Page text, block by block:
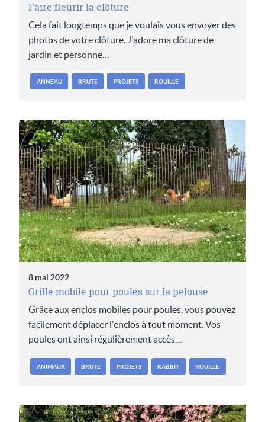
Faire fleurir la clôture
Cela fait longtemps que je voulais vous envoyer des
photos de votre clôture. J'adore ma clôture de
jardin et personne…
ANNEAU BRUTE PROJETS ROUILLE
8 mai 2022
Grille mobile pour poules sur la pelouse
Grâce aux enclos mobiles pour poules, vous pouvez
facilement déplacer l'enclos à tout moment. Vos
poules ont ainsi régulièrement accès…
ANIMAUX BRUTE PROJETS RABBIT ROUILLE